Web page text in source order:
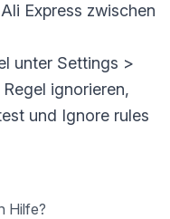
Express zwischen
unter Settings >
ignorieren,
und Ignore rules
Hilfe?